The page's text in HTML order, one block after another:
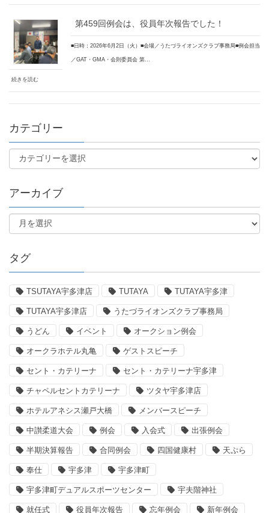
第459回例会は、役員年次報告でした！
■日時：2026年6月2日（火）■会場／うたづライオンズクラブ事務局■例会担当
／GAT・GMA・会則委員会 第…
続きを読む
カテゴリー
アーカイブ
タグ
TSUTAYA宇多津店 TUTAYA TUTAYA宇多津
TUTAYA宇多津店 うたづライオンズクラブ事務局
うどん イベント オークション例会
オークラホテル丸亀 ゲストスピーチ
セント・カテリーナ セント・カテリーナ宇多津
チャペルセントカテリーナ ツタヤ宇多津店
ホテルアネシス瀬戸大橋 メンバースピーチ
中讃柔道大会 例会 入会式 出張例会
半期決算報告 合同例会 四国健康村 天ぷら
奉仕 宇多津 宇多津町
宇多津町デュアルスポーツセンター 宇夫階神社
就任式 役員年次報告 忘年例会 新年例会